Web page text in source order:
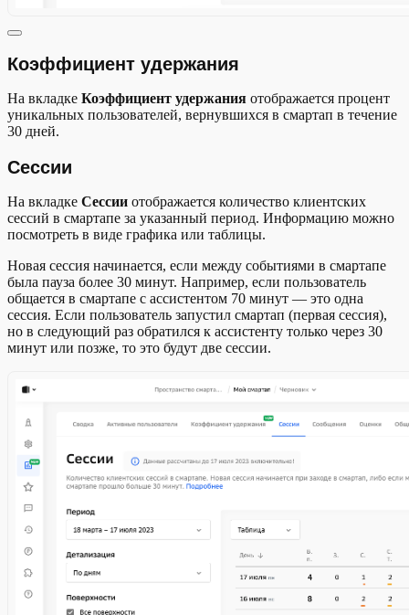
Коэффициент удержания
На вкладке Коэффициент удержания отображается процент
уникальных пользователей, вернувшихся в смартап в течение
30 дней.
Сессии
На вкладке Сессии отображается количество клиентских
сессий в смартапе за указанный период. Информацию можно
посмотреть в виде графика или таблицы.
Новая сессия начинается, если между событиями в смартапе
была пауза более 30 минут. Например, если пользователь
общается в смартапе с ассистентом 70 минут — это одна
сессия. Если пользователь запустил смартап (первая сессия),
но в следующий раз обратился к ассистенту только через 30
минут или позже, то это будут две сессии.